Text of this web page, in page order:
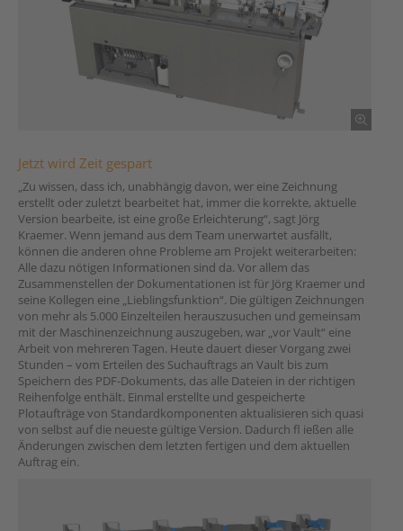
Jetzt wird Zeit gespart
„Zu wissen, dass ich, unabhängig davon, wer eine Zeichnung
erstellt oder zuletzt bearbeitet hat, immer die korrekte, aktuelle
Version bearbeite, ist eine große Erleichterung“, sagt Jörg
Kraemer. Wenn jemand aus dem Team unerwartet ausfällt,
können die anderen ohne Probleme am Projekt weiterarbeiten:
Alle dazu nötigen Informationen sind da. Vor allem das
Zusammenstellen der Dokumentationen ist für Jörg Kraemer und
seine Kollegen eine „Lieblingsfunktion“. Die gültigen Zeichnungen
von mehr als 5.000 Einzelteilen herauszusuchen und gemeinsam
mit der Maschinenzeichnung auszugeben, war „vor Vault“ eine
Arbeit von mehreren Tagen. Heute dauert dieser Vorgang zwei
Stunden – vom Erteilen des Suchauftrags an Vault bis zum
Speichern des PDF-Dokuments, das alle Dateien in der richtigen
Reihenfolge enthält. Einmal erstellte und gespeicherte
Plotaufträge von Standardkomponenten aktualisieren sich quasi
von selbst auf die neueste gültige Version. Dadurch fl ießen alle
Änderungen zwischen dem letzten fertigen und dem aktuellen
Auftrag ein.